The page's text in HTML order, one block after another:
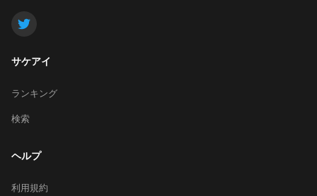
サケアイ
ランキング
検索
ヘルプ
利用規約